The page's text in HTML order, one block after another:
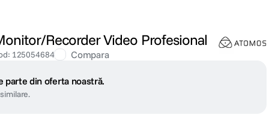
Recorder Video Profesional
: 125054684 Compara
parte din oferta noastră.